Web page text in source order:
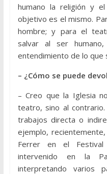
humano la religión y
objetivo es el mismo.
hombre; y para el
salvar al ser
entendimiento de lo que
– ¿Cómo se puede
– Creo que la Iglesia
teatro, sino al
trabajos directa o
ejemplo,
Ferrer en el
intervenido en la
interpretando varios